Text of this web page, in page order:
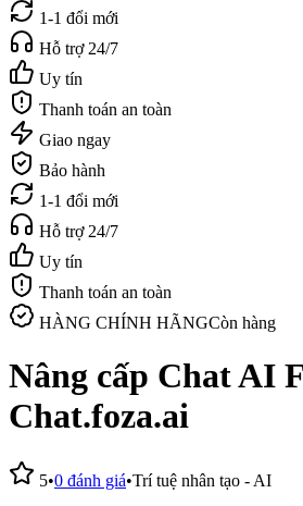
1-1 đổi mới
Hỗ trợ 24/7
Uy tín
Thanh toán an toàn
Giao ngay
Bảo hành
1-1 đổi mới
Hỗ trợ 24/7
Uy tín
Thanh toán an toàn
HÀNG CHÍNH HÃNGCòn hàng
Nâng cấp Chat AI
Chat.foza.ai
5•0 đánh giá•Trí tuệ nhân tạo - AI